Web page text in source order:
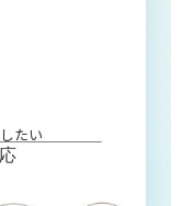
たい